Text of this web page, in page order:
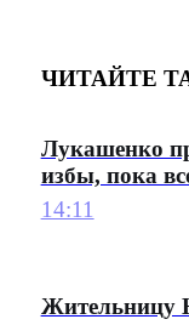
ЧИТАЙТЕ
Лукашенко
избы, пока
14:11
Жительницу